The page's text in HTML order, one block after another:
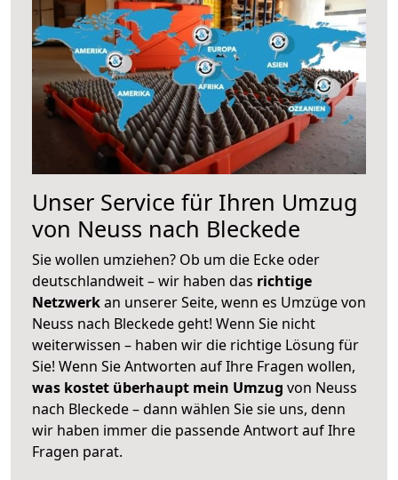
Unser Service für Ihren Umzug
von Neuss nach Bleckede
Sie wollen umziehen? Ob um die Ecke oder
deutschlandweit – wir haben das richtige
Netzwerkan unserer Seite, wenn es Umzüge von
Neuss nach Bleckede geht! Wenn Sie nicht
weiterwissen – haben wir die richtige Lösung für
Sie! Wenn Sie Antworten auf Ihre Fragen wollen,
was kostet überhaupt mein Umzug von Neuss
nach Bleckede – dann wählen Sie sie uns, denn
wir haben immer die passende Antwort auf Ihre
Fragen parat.